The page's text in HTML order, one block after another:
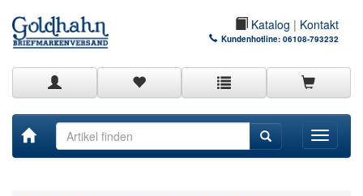
Katalog | Kontakt
Kundenhotline: 06108-793232
Toggle